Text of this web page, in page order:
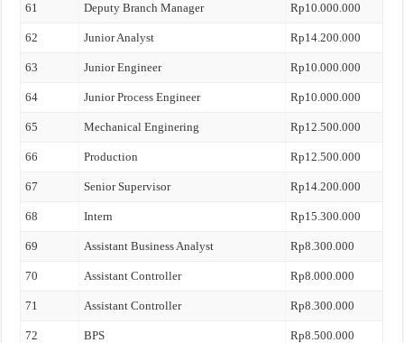
61 Deputy Branch Manager Rp10.000.000
62 Junior Analyst Rp14.200.000
63 Junior Engineer Rp10.000.000
64 Junior Process Engineer Rp10.000.000
65 Mechanical Enginering Rp12.500.000
66 Production Rp12.500.000
67 Senior Supervisor Rp14.200.000
68 Intern Rp15.300.000
69 Assistant Business Analyst Rp8.300.000
70 Assistant Controller Rp8.000.000
71 Assistant Controller Rp8.300.000
72 BPS Rp8.500.000